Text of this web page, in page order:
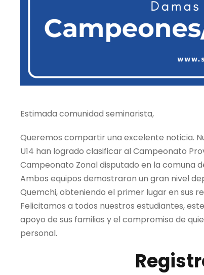
Estimada comunidad seminarista,
Queremos compartir una excelente noticia.
U14 han logrado clasificar al Campeonato
Campeonato Zonal disputado en la comuna
Ambos equipos demostraron un gran nivel
Quemchi, obteniendo el primer lugar en sus
Felicitamos a todos nuestros estudiantes,
apoyo de sus familias y el compromiso de
personal.